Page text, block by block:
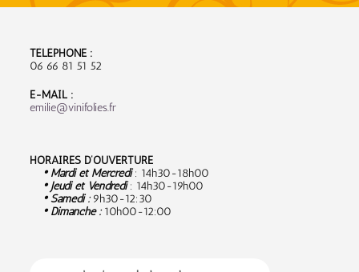
TÉLÉPHONE :
06 66 81 51 52
E-MAIL :
emilie@vinifolies.fr
HORAIRES D’OUVERTURE
• Mardi et Mercredi: 14h30-18h00
• Jeudi et Vendredi: 14h30-19h00
• Samedi :9h30-12:30
• Dimanche :10h00-12:00